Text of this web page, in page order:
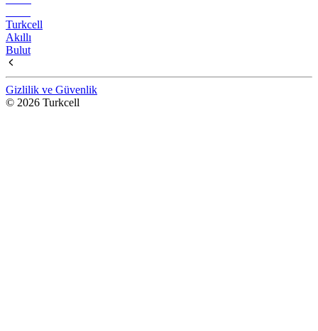
Turkcell
Akıllı
Bulut
Gizlilik ve Güvenlik
© 2026 Turkcell